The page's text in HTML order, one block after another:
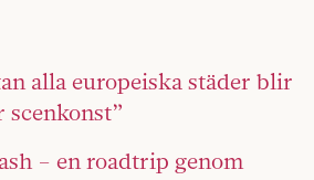
alla europeiska städer blir
– en roadtrip genom